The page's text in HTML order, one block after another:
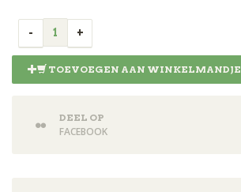
TOEVOEGEN AAN WINKELMANDJE
DEEL OP
FACEBOOK